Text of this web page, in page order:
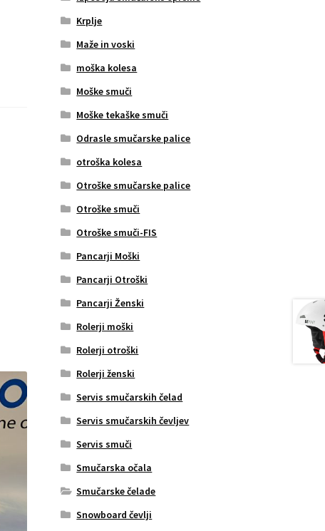
Krplje
Maže in voski
moška kolesa
Moške smuči
Moške tekaške smuči
Odrasle smučarske palice
otroška kolesa
Otroške smučarske palice
Otroške smuči
Otroške smuči-FIS
Pancarji Moški
Pancarji Otroški
Pancarji Ženski
Rolerji moški
Rolerji otroški
Rolerji ženski
Servis smučarskih čelad
Servis smučarskih čevljev
Servis smuči
Smučarska očala
Smučarske čelade
Snowboard čevlji